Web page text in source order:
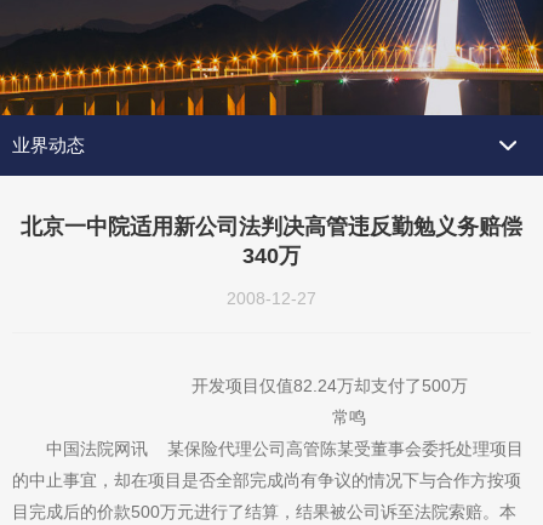
业界动态
北京一中院适用新公司法判决高管违反勤勉义务赔偿
340万
2008-12-27
开发项目仅值82.24万却支付了500万
常鸣
中国法院网讯 某保险代理公司高管陈某受董事会委托处理项目
的中止事宜，却在项目是否全部完成尚有争议的情况下与合作方按项
目完成后的价款500万元进行了结算，结果被公司诉至法院索赔。本